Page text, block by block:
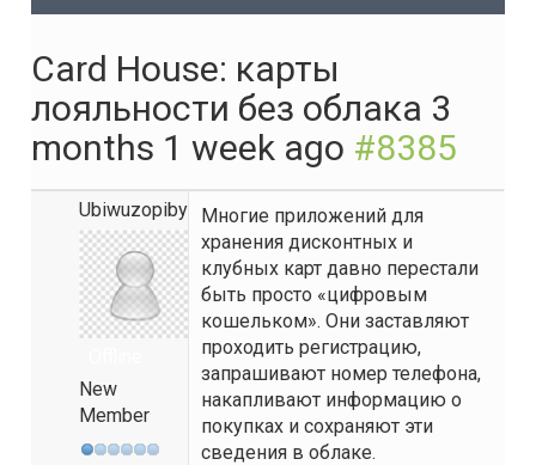
Card House: карты
лояльности без облака 3
months 1 week ago #8385
Ubiwuzopiby
New
Member
Многие приложений для
хранения дисконтных и
клубных карт давно перестали
быть просто «цифровым
кошельком». Они заставляют
проходить регистрацию,
запрашивают номер телефона,
накапливают информацию о
покупках и сохраняют эти
сведения в облаке.